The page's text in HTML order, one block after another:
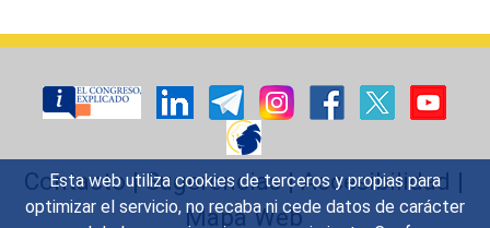
Esta web utiliza cookies de terceros y propias para
optimizar el servicio, no recaba ni cede datos de carácter
Contacto|Sugerencias|Accesibilidad |
Mapa Web